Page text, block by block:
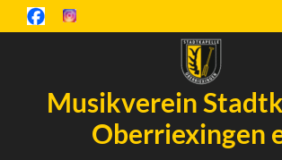
Musikverein
Oberriexingen